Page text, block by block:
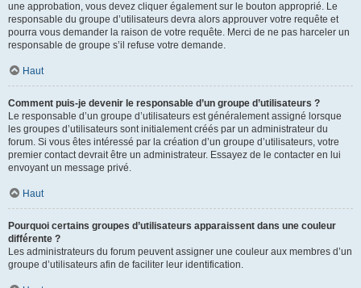
une approbation, vous devez cliquer également sur le bouton approprié. Le
responsable du groupe d’utilisateurs devra alors approuver votre requête et
pourra vous demander la raison de votre requête. Merci de ne pas harceler un
responsable de groupe s’il refuse votre demande.
Haut
Comment puis-je devenir le responsable d’un groupe d’utilisateurs ?
Le responsable d’un groupe d’utilisateurs est généralement assigné lorsque
les groupes d’utilisateurs sont initialement créés par un administrateur du
forum. Si vous êtes intéressé par la création d’un groupe d’utilisateurs, votre
premier contact devrait être un administrateur. Essayez de le contacter en lui
envoyant un message privé.
Haut
Pourquoi certains groupes d’utilisateurs apparaissent dans une couleur
différente ?
Les administrateurs du forum peuvent assigner une couleur aux membres d’un
groupe d’utilisateurs afin de faciliter leur identification.